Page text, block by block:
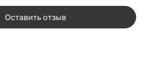
Оставить отзыв